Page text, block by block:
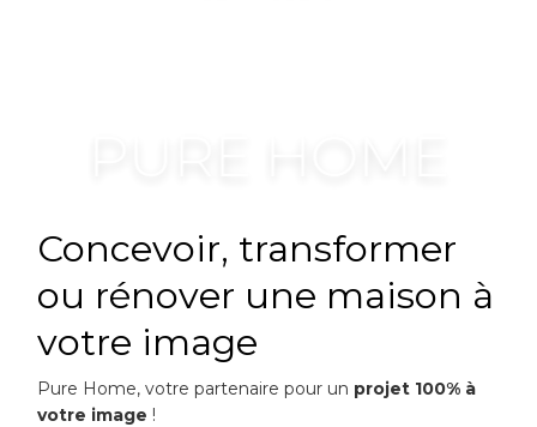
Concevoir, transformer
ou rénover une maison à
votre image
Pure Home, votre partenaire pour un projet 100% à
votre image !